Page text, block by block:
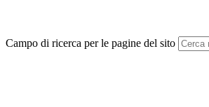
Campo di ricerca per le pagine del sito